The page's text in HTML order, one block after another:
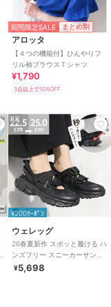
期間限定SALE まとめ割
アロッタ
【４つの機能付】ひんやりフ
リル袖ブラウスＴシャツ
¥1,790
3点以上で10%OFF
PR
¥200ｸｰﾎﾟﾝ
ウェレッグ
26春夏新作 スポッと履ける ハ
ンズフリー スニーカーサンダ
ル
¥5,698